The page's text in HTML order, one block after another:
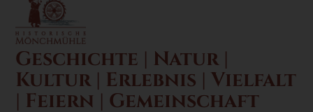
Geschichte | Natur |
Kultur | Erlebnis | Vielfalt
| Feiern | Gemeinschaft